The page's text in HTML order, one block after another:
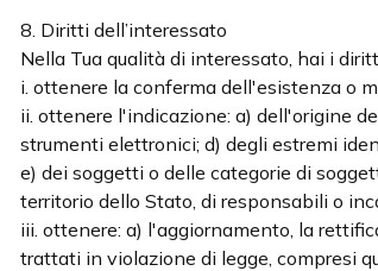
8. Diritti dell’interessato
Nella Tua qualità di interessato, hai i
i. ottenere la conferma dell'esistenza o
ii. ottenere l'indicazione: a) dell'origine
strumenti elettronici; d) degli estremi
e) dei soggetti o delle categorie di
territorio dello Stato, di responsabili o
iii. ottenere: a) l'aggiornamento, la
trattati in violazione di legge, compresi